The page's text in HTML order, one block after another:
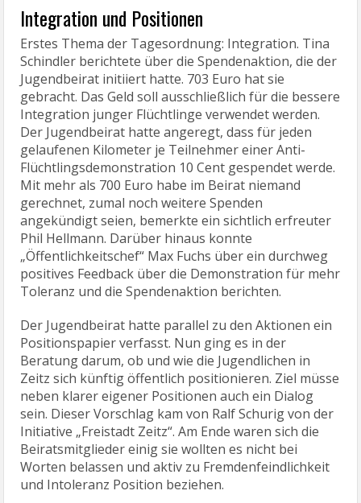
Integration und Positionen
Erstes Thema der Tagesordnung: Integration. Tina
Schindler berichtete über die Spendenaktion, die der
Jugendbeirat initiiert hatte. 703 Euro hat sie
gebracht. Das Geld soll ausschließlich für die bessere
Integration junger Flüchtlinge verwendet werden.
Der Jugendbeirat hatte angeregt, dass für jeden
gelaufenen Kilometer je Teilnehmer einer Anti-
Flüchtlingsdemonstration 10 Cent gespendet werde.
Mit mehr als 700 Euro habe im Beirat niemand
gerechnet, zumal noch weitere Spenden
angekündigt seien, bemerkte ein sichtlich erfreuter
Phil Hellmann. Darüber hinaus konnte
„Öffentlichkeitschef“ Max Fuchs über ein durchweg
positives Feedback über die Demonstration für mehr
Toleranz und die Spendenaktion berichten.
Der Jugendbeirat hatte parallel zu den Aktionen ein
Positionspapier verfasst. Nun ging es in der
Beratung darum, ob und wie die Jugendlichen in
Zeitz sich künftig öffentlich positionieren. Ziel müsse
neben klarer eigener Positionen auch ein Dialog
sein. Dieser Vorschlag kam von Ralf Schurig von der
Initiative „Freistadt Zeitz“. Am Ende waren sich die
Beiratsmitglieder einig sie wollten es nicht bei
Worten belassen und aktiv zu Fremdenfeindlichkeit
und Intoleranz Position beziehen.